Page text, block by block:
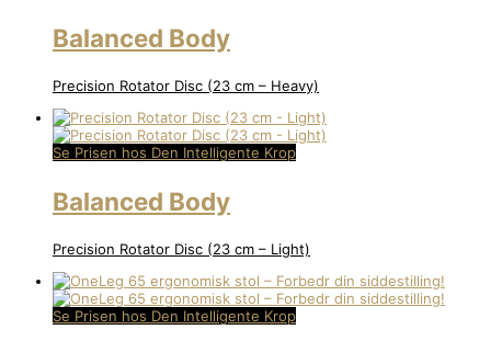
Balanced Body
Precision Rotator Disc (23 cm – Heavy)
Se Prisen hos Den Intelligente Krop
Balanced Body
Precision Rotator Disc (23 cm – Light)
Se Prisen hos Den Intelligente Krop